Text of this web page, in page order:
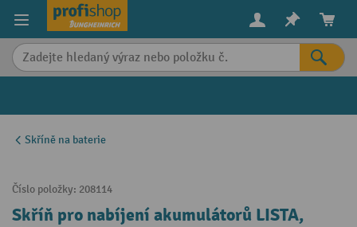
content
Skříně na baterie
Číslo položky: 208114
Skříň pro nabíjení akumulátorů LISTA,